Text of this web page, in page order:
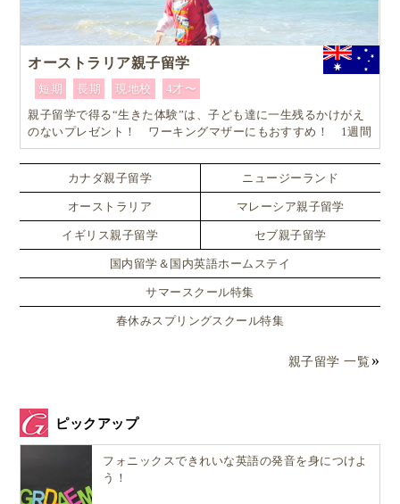
オーストラリア親子留学
短期 長期 現地校
4才〜
親子留学で得る“生きた体験”は、子ども達に一生残るかけがえ
のないプレゼント！ ワーキングマザーにもおすすめ！ 1週間
からはじめるオーストラリア親子留学
カナダ親子留学 ニュージーランド
オーストラリア マレーシア親子留学
イギリス親子留学 セブ親子留学
国内留学＆国内英語ホームステイ
サマースクール特集
春休みスプリングスクール特集
親子留学 一覧
ピックアップ
フォニックスできれいな英語の発音を身につけよ
う！